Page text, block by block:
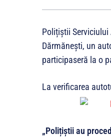
Polițiștii Serviciului
Dărmănești, un
participaseră la o
La verificarea
„Polițiștii au